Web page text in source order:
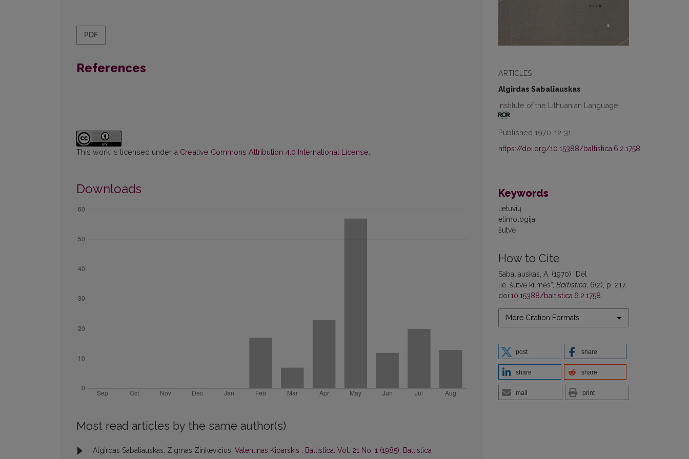
ARTICLES
Algirdas Sabaliauskas
Institute of the Lithuanian Language
Published 1970-12-31
https://doi.org/10.15388/baltistica.6.2.1758
Keywords
lietuvių
etimologija
šutvė
How to Cite
Sabaliauskas, A. (1970) “Dėl
lie. šùtvė kilmės”, Baltistica, 6(2), p. 217.
doi:10.15388/baltistica.6.2.1758.
More Citation Formats
post share
share share
mail print
PDF
References
This work is licensed under a Creative Commons Attribution 4.0 International License
Downloads
Most read articles by the same author(s)
Algirdas Sabaliauskas, Zigmas Zinkevičius, Valentinas Kiparskis , Baltistica: Vol. 21 No. 1 (1985): Baltistica